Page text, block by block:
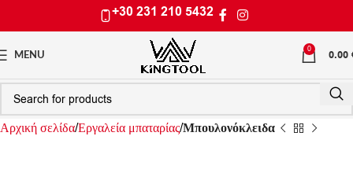
+30 231 210 5432
MENU
0 0.00
Αρχική σελίδαΕργαλεία μπαταρίαςΜπουλονόκλειδα